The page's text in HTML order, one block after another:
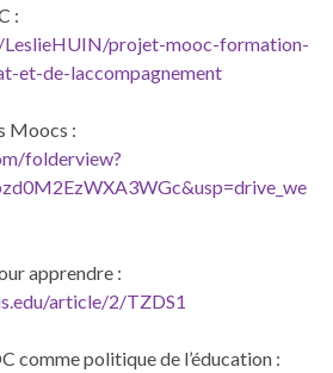
:
LeslieHUIN/projet-mooc-formation-
et-de-laccompagnement
Moocs :
folderview?
apprendre :
article/2/TZDS1
comme politique de l’éducation :